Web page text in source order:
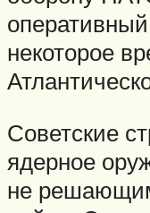
некоторое
Советские
ядерное
не